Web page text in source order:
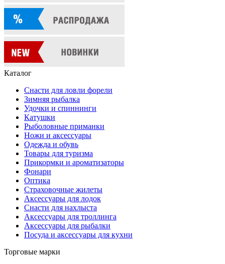
Каталог
Снасти для ловли форели
Зимняя рыбалка
Удочки и спиннинги
Катушки
Рыболовные приманки
Ножи и аксессуары
Одежда и обувь
Товары для туризма
Прикормки и ароматизаторы
Фонари
Оптика
Страховочные жилеты
Аксессуары для лодок
Снасти для нахлыста
Аксессуары для троллинга
Аксессуары для рыбалки
Посуда и аксессуары для кухни
Торговые марки